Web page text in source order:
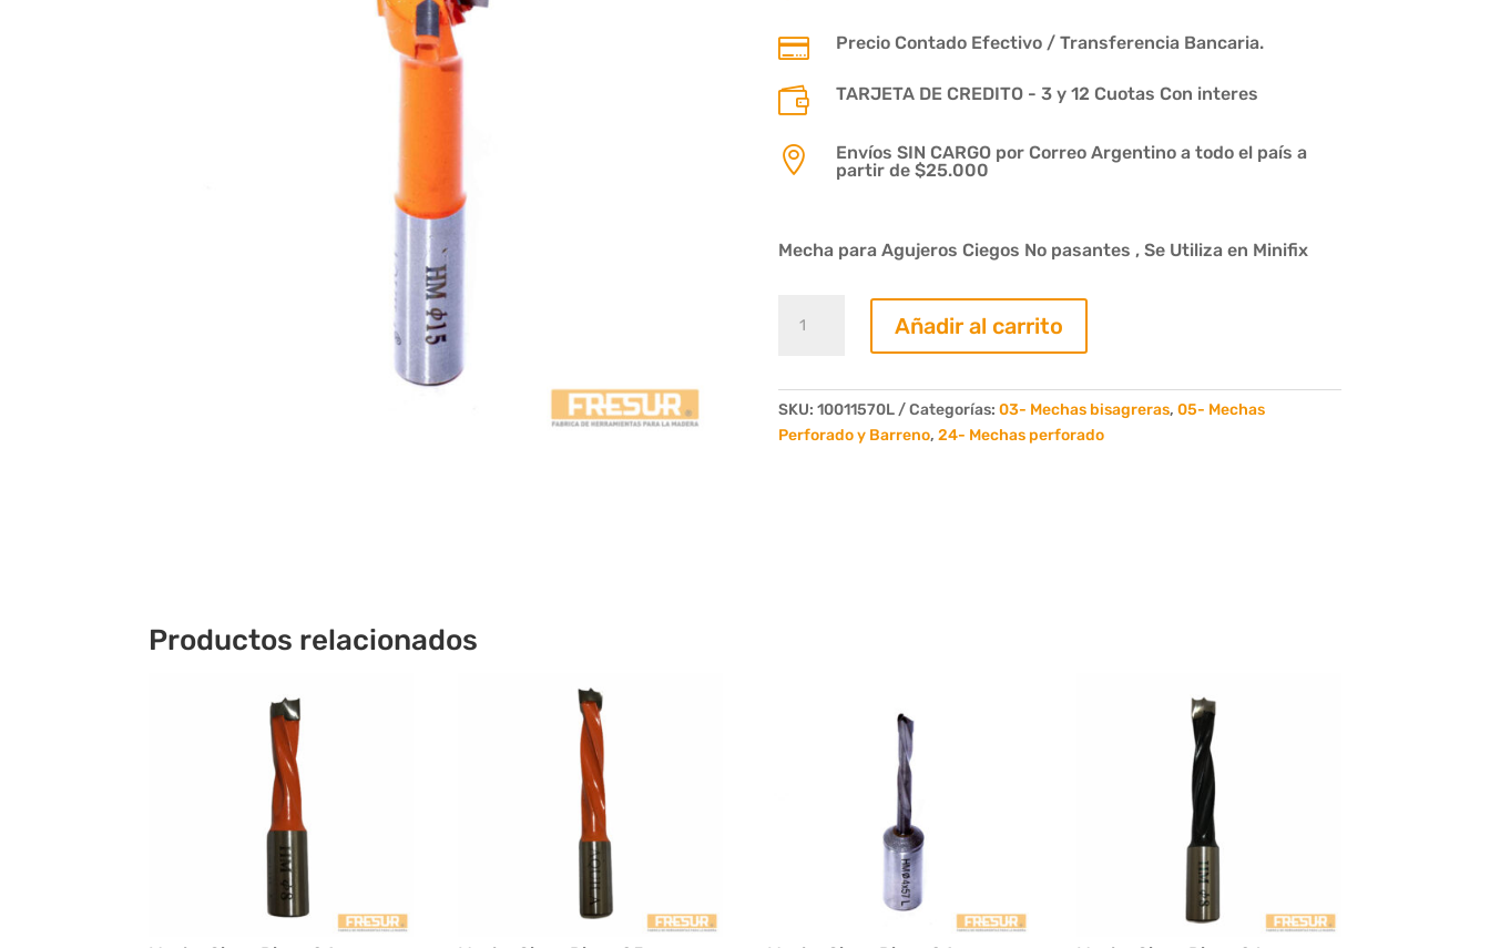
 Precio Contado Efectivo / Transferencia Bancaria.
 TARJETA DE CREDITO - 3 y 12 Cuotas Con interes

Envíos SIN CARGO por Correo Argentino a todo el país a
partir de $25.000
Mecha para Agujeros Ciegos No pasantes , Se Utiliza en Minifix
Bisagrera
Largo
70mm
Añadir al carrito
SKU: 10011570L Categorías: 03- Mechas bisagreras, 05- Mechas
Perforado y Barreno, 24- Mechas perforado
Productos relacionados